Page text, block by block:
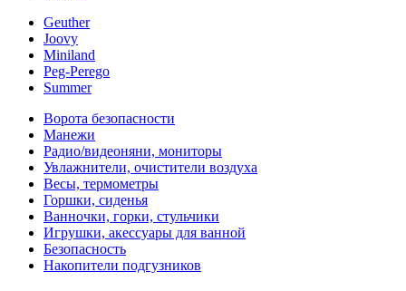
Geuther
Joovy
Miniland
Peg-Perego
Summer
Ворота безопасности
Манежи
Радио/видеоняни, мониторы
Увлажнители, очистители воздуха
Весы, термометры
Горшки, сиденья
Ванночки, горки, стульчики
Игрушки, акессуары для ванной
Безопасность
Накопители подгузников